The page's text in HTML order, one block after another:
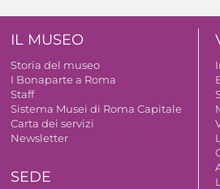
IL MUSEO
Storia del museo
I Bonaparte a Roma
Staff
Sistema Musei di Roma Capitale
Carta dei servizi
Newsletter
SEDE